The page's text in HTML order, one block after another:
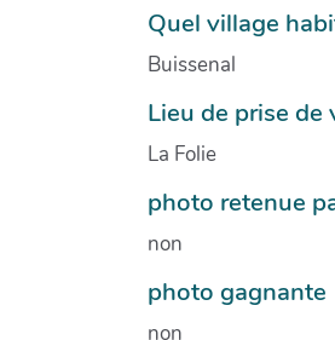
Quel village
Buissenal
Lieu de prise de
La Folie
photo retenue
non
photo gagnante
non